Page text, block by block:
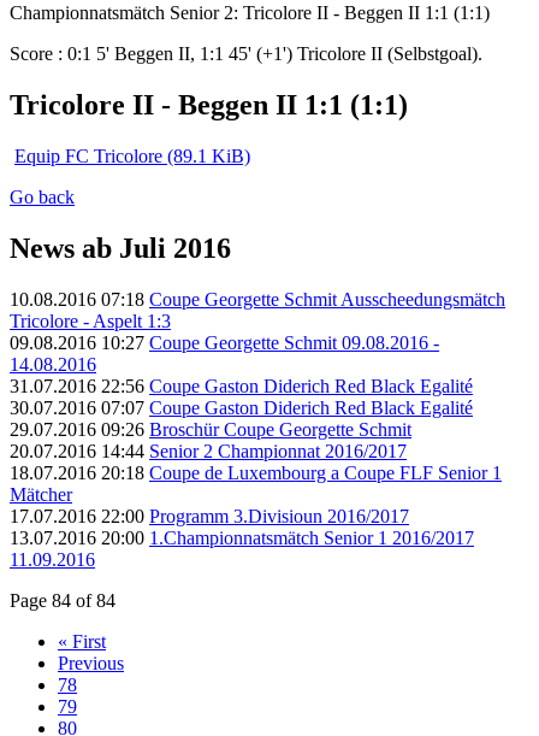
Championnatsmätch Senior 2: Tricolore II - Beggen II 1:1 (1:1)
Score : 0:1 5' Beggen II, 1:1 45' (+1') Tricolore II (Selbstgoal).
Tricolore II - Beggen II 1:1 (1:1)
Equip FC Tricolore (89.1 KiB)
Go back
News ab Juli 2016
10.08.2016 07:18 Coupe Georgette Schmit Ausscheedungsmätch
Tricolore - Aspelt 1:3
09.08.2016 10:27 Coupe Georgette Schmit 09.08.2016 -
14.08.2016
31.07.2016 22:56 Coupe Gaston Diderich Red Black Egalité
30.07.2016 07:07 Coupe Gaston Diderich Red Black Egalité
29.07.2016 09:26 Broschür Coupe Georgette Schmit
20.07.2016 14:44 Senior 2 Championnat 2016/2017
18.07.2016 20:18 Coupe de Luxembourg a Coupe FLF Senior 1
Mätcher
17.07.2016 22:00 Programm 3.Divisioun 2016/2017
13.07.2016 20:00 1.Championnatsmätch Senior 1 2016/2017
11.09.2016
Page 84 of 84
« First
Previous
78
79
80